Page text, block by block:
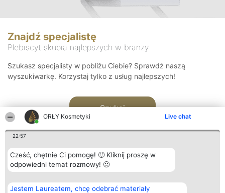
ORŁY Kosmetyki Live chat
22:57
Cześć, chętnie Ci pomogę! 🙂 Kliknij proszę w
odpowiedni temat rozmowy! 🙂
Jestem Laureatem, chcę odebrać materiały
Znajdź specjalistę
Plebiscyt skupia najlepszych w branży
Szukasz specjalisty w pobliżu Ciebie? Sprawdź naszą
wyszukiwarkę. Korzystaj tylko z usług najlepszych!
Szukaj
Organizator plebiscytu
Bright Side Solutions sp. z o.
Plebiscyt
Laureaci
Blog
Articles
Kontakt